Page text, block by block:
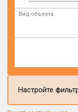
Вид объекта
Настройте